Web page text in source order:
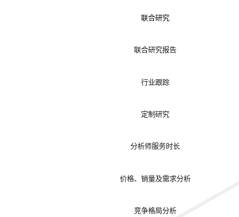
联合研究
联合研究报告
行业跟踪
定制研究
分析师服务时长
价格、销量及需求分析
竞争格局分析